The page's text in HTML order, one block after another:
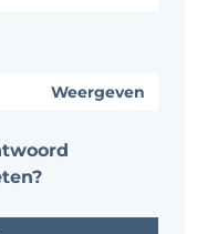
Weergeven